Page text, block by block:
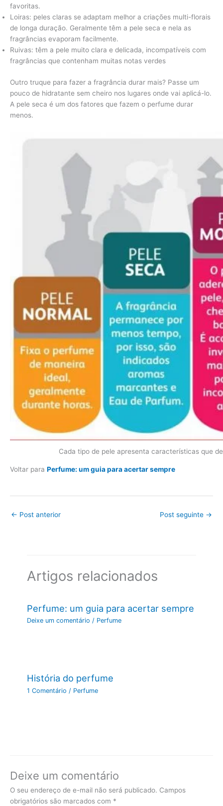
favoritas.
Loiras: peles claras se adaptam melhor a criações multi-florais
de longa duração. Geralmente têm a pele seca e nela as
fragrâncias evaporam facilmente.
Ruivas: têm a pele muito clara e delicada, incompatíveis com
fragrâncias que contenham muitas notas verdes
Outro truque para fazer a fragrância durar mais? Passe um
pouco de hidratante sem cheiro nos lugares onde vai aplicá-lo.
A pele seca é um dos fatores que fazem o perfume durar
menos.
Cada tipo de pele apresenta características que
Voltar para Perfume: um guia para acertar sempre
← Post anterior Post seguinte →
Artigos relacionados
Perfume: um guia para acertar sempre
Deixe um comentário / Perfume
História do perfume
1 Comentário / Perfume
Deixe um comentário
O seu endereço de e-mail não será publicado. Campos
obrigatórios são marcados com *